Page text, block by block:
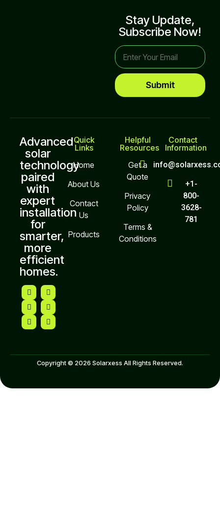
Stay Update,
Subscribe Now!
Submit
Advanced
solar
technology
paired
with
expert
installation
for
smarter,
more
efficient
homes.
Quick
Links
Home
About Us
Contact
Us
Products
Helpful
Resources
Get a
Quote
Privacy
Policy
Terms &
Conditions
Contact
Information
+1-
800-
3628-
781
Copyright © 2026 Solarxess All Rights Reserved.